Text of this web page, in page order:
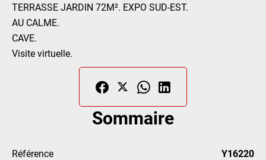
TERRASSE JARDIN 72M². EXPO SUD-EST.
AU CALME.
CAVE.
Visite virtuelle.
Sommaire
Référence Y16220